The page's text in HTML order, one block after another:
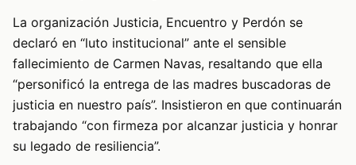
La organización Justicia, Encuentro y Perdón se
declaró en “luto institucional” ante el sensible
fallecimiento de Carmen Navas, resaltando que ella
“personificó la entrega de las madres buscadoras de
justicia en nuestro país”. Insistieron en que continuarán
trabajando “con firmeza por alcanzar justicia y honrar
su legado de resiliencia”.